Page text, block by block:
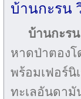
บ้านกะรน
บ้านกะร
หาดป่าตองโ
พร้อมเฟอร์นิ
ทะเลอันดามั